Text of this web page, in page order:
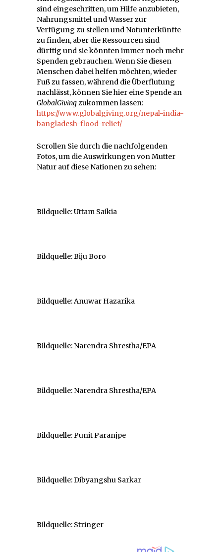
sind eingeschritten, um Hilfe anzubieten,
Nahrungsmittel und Wasser zur
Verfügung zu stellen und Notunterkünfte
zu finden, aber die Ressourcen sind
dürftig und sie könnten immer noch mehr
Spenden gebrauchen. Wenn Sie diesen
Menschen dabei helfen möchten, wieder
Fuß zu fassen, während die Überflutung
nachlässt, können Sie hier eine Spende an
GlobalGivingzukommen lassen:
https://www.globalgiving.org/nepal-india-
bangladesh-flood-relief/
Scrollen Sie durch die nachfolgenden
Fotos, um die Auswirkungen von Mutter
Natur auf diese Nationen zu sehen:
Bildquelle: Uttam Saikia
Bildquelle: Biju Boro
Bildquelle: Anuwar Hazarika
Bildquelle: Narendra Shrestha/EPA
Bildquelle: Narendra Shrestha/EPA
Bildquelle: Punit Paranjpe
Bildquelle: Dibyangshu Sarkar
Bildquelle: Stringer